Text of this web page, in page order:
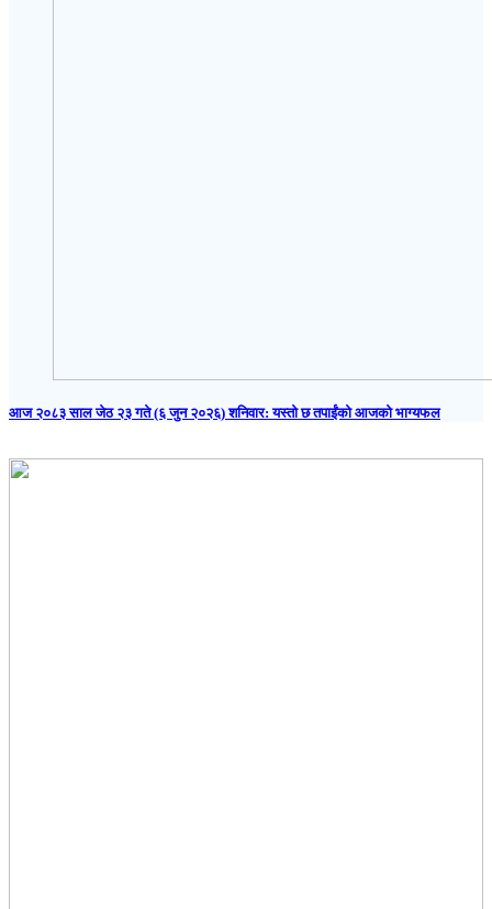
आज २०८३ साल जेठ २३ गते (६ जुन २०२६) शनिवार: यस्तो छ तपाईंको आजको भाग्यफल